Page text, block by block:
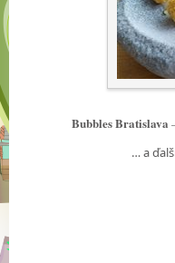
Bubbles Bratislava
… a